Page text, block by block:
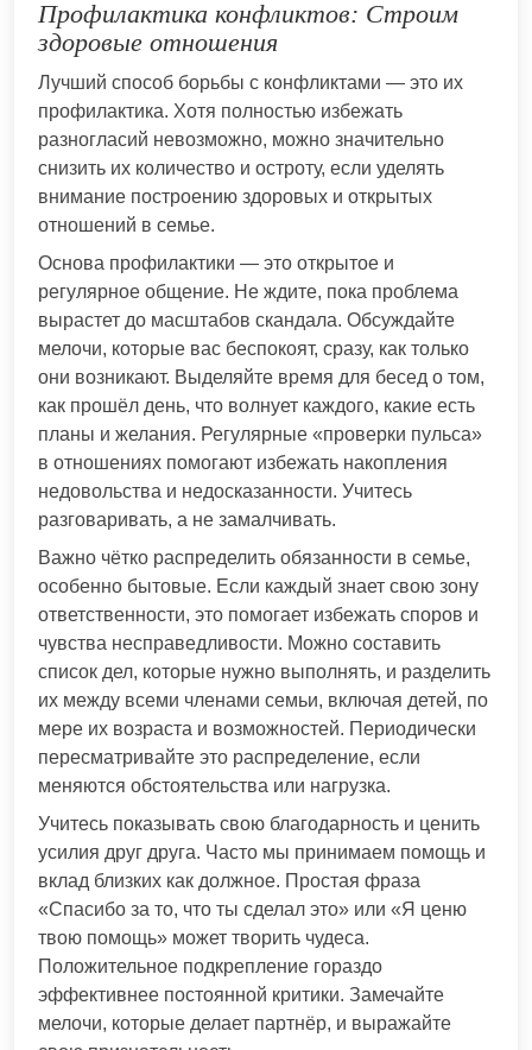
Профилактика конфликтов: Строим
здоровые отношения
Лучший способ борьбы с конфликтами — это их
профилактика. Хотя полностью избежать
разногласий невозможно, можно значительно
снизить их количество и остроту, если уделять
внимание построению здоровых и открытых
отношений в семье.
Основа профилактики — это открытое и
регулярное общение. Не ждите, пока проблема
вырастет до масштабов скандала. Обсуждайте
мелочи, которые вас беспокоят, сразу, как только
они возникают. Выделяйте время для бесед о том,
как прошёл день, что волнует каждого, какие есть
планы и желания. Регулярные «проверки пульса»
в отношениях помогают избежать накопления
недовольства и недосказанности. Учитесь
разговаривать, а не замалчивать.
Важно чётко распределить обязанности в семье,
особенно бытовые. Если каждый знает свою зону
ответственности, это помогает избежать споров и
чувства несправедливости. Можно составить
список дел, которые нужно выполнять, и разделить
их между всеми членами семьи, включая детей, по
мере их возраста и возможностей. Периодически
пересматривайте это распределение, если
меняются обстоятельства или нагрузка.
Учитесь показывать свою благодарность и ценить
усилия друг друга. Часто мы принимаем помощь и
вклад близких как должное. Простая фраза
«Спасибо за то, что ты сделал это» или «Я ценю
твою помощь» может творить чудеса.
Положительное подкрепление гораздо
эффективнее постоянной критики. Замечайте
мелочи, которые делает партнёр, и выражайте